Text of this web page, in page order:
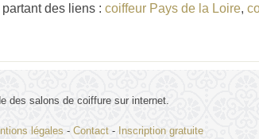
des liens : coiffeur Pays de la Loire,
des salons de coiffure sur internet.
légales - Contact- Inscription gratuite